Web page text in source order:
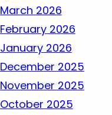
March 2026
February 2026
January 2026
December 2025
November 2025
October 2025